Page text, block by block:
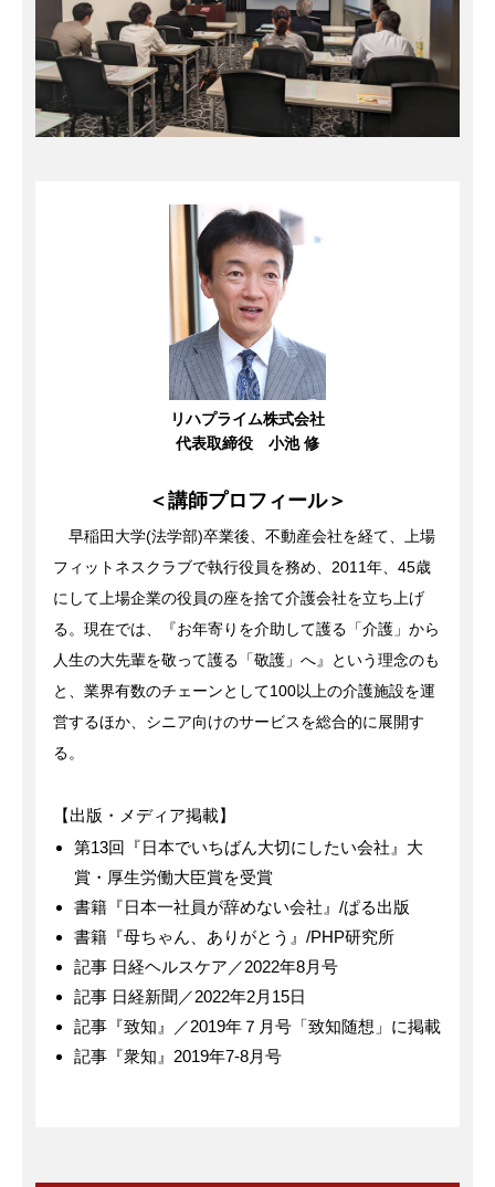
リハプライム株式会社
代表取締役 小池 修
＜講師プロフィール＞
早稲田大学(法学部)卒業後、不動産会社を経て、上場
フィットネスクラブで執行役員を務め、2011年、45歳
にして上場企業の役員の座を捨て介護会社を立ち上げ
る。現在では、『お年寄りを介助して護る「介護」から
人生の大先輩を敬って護る「敬護」へ』という理念のも
と、業界有数のチェーンとして100以上の介護施設を運
営するほか、シニア向けのサービスを総合的に展開す
る。
【出版・メディア掲載】
第13回『日本でいちばん大切にしたい会社』大
賞・厚生労働大臣賞を受賞
書籍『日本一社員が辞めない会社』/ぱる出版
書籍『母ちゃん、ありがとう』/PHP研究所
記事 日経ヘルスケア／2022年8月号
記事 日経新聞／2022年2月15日
記事『致知』／2019年７月号「致知随想」に掲載
記事『衆知』2019年7-8月号